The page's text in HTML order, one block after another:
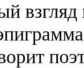
взгляд